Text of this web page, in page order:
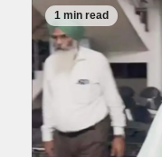
1 min read